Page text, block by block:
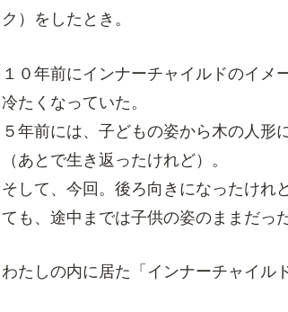
ク）をしたとき。
１０年前にインナーチャイルドのイ
冷たくなっていた。
５年前には、子どもの姿から木の人形
（あとで生き返ったけれど）。
そして、今回。後ろ向きになったけれ
ても、途中までは子供の姿のままだった
わたしの内に居た「インナーチャイル